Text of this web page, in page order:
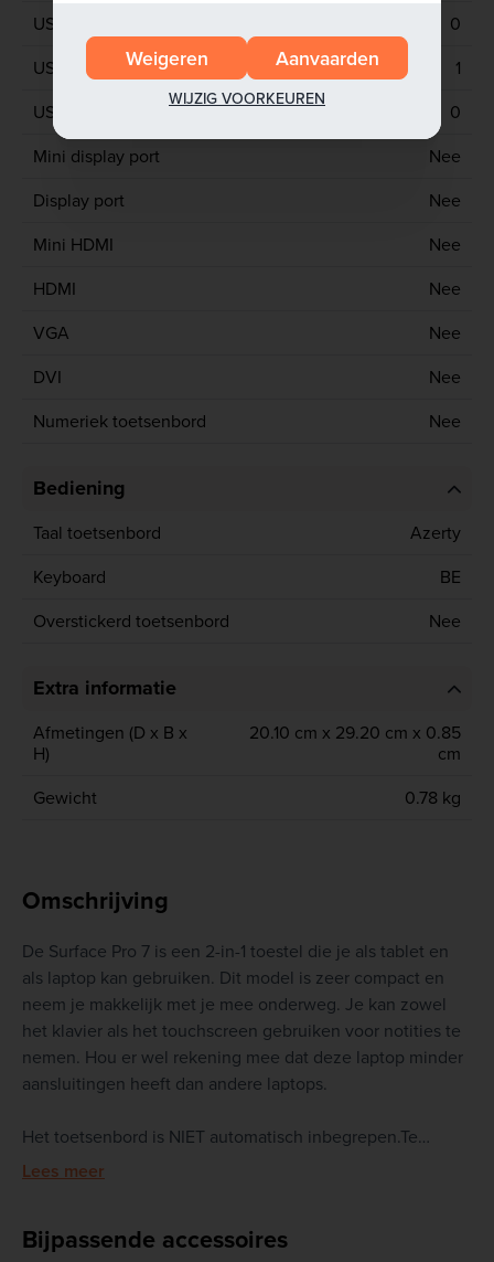
USB 2
0
USB 3
1
USB C
0
Mini display port
Nee
Display port
Nee
Mini HDMI
Nee
HDMI
Nee
VGA
Nee
DVI
Nee
Numeriek toetsenbord
Nee
Bediening
Taal toetsenbord
Azerty
Keyboard
BE
Overstickerd toetsenbord
Nee
Extra informatie
Afmetingen (D x B x
H)
20.10 cm x 29.20 cm x 0.85
cm
Gewicht
0.78 kg
Omschrijving
De Surface Pro 7 is een 2-in-1 toestel die je als tablet en
als laptop kan gebruiken. Dit model is zeer compact en
neem je makkelijk met je mee onderweg. Je kan zowel
het klavier als het touchscreen gebruiken voor notities te
nemen. Hou er wel rekening mee dat deze laptop minder
aansluitingen heeft dan andere laptops.
Het toetsenbord is NIET automatisch inbegrepen.Te
bekijken bij de specificaties (keyboard)
films kijken, foto's bewerken (Photoshop)
Lees meer
Bijpassende accessoires
Weigeren Aanvaarden
WIJZIG VOORKEUREN